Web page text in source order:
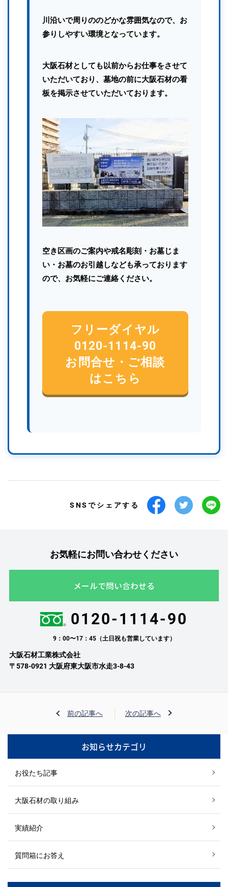
川沿いで周りののどかな雰囲気なので、お
参りしやすい環境となっています。
大阪石材としても以前からお仕事をさせて
いただいており、墓地の前に大阪石材の看
板を掲示させていただいております。
空き区画のご案内や戒名彫刻・お墓じま
い・お墓のお引越しなども承っております
ので、お気軽にご連絡ください。
フリーダイヤル
0120-1114-90
お問合せ・ご相談
はこちら
SNSでシェアする
お気軽にお問い合わせください
メールで問い合わせる
0120-1114-90
9：00〜17：45（土日祝も営業しています）
大阪石材工業株式会社
〒578-0921 大阪府東大阪市水走3-8-43
前の記事へ 次の記事へ
お知らせカテゴリ
お役たち記事
大阪石材の取り組み
実績紹介
質問箱にお答え